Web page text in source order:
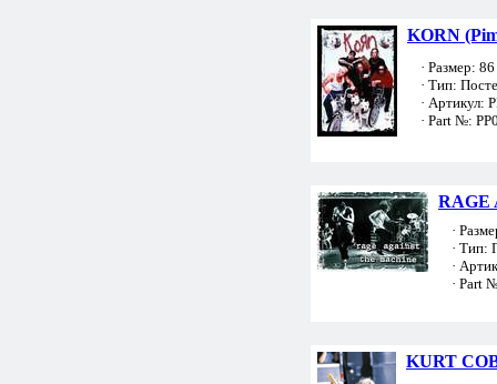
KORN
· Размер:
· Тип:
· Артикул:
· Part №:
RAGE
·
· Тип:
·
· Part
KURT